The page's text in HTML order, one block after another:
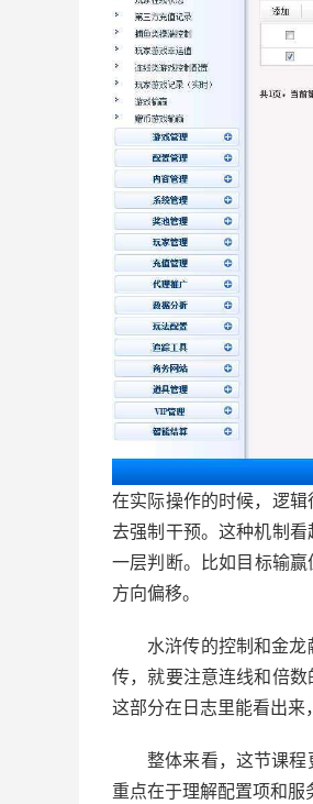
在实际操作的时候，逻
去强制干预。这种机制
一层判断。比如目标输
方向偏移。
水浒传的控制和金
传，就要注意连线和倍数
这部分在日志里能看出来
整体来看，这节课程
重点在于理解配置项和服